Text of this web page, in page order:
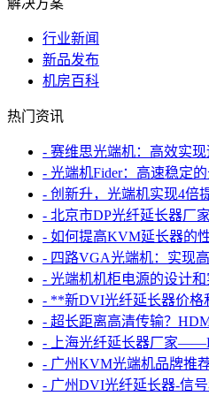
解决方案
行业新闻
新品发布
机房百科
热门资讯
- 赛维思光端机：高效实
- 光端机Fider：高速稳定
- 创新升，光端机实现4倍
- 北京市DP光纤延长器厂
- 如何提高KVM延长器的性
- 四路VGA光端机：实现
- 光端机机柜电源的设计
- **新DVI光纤延长器价格
- 超长距离高清传输？
- 上海光纤延长器厂家
- 广州KVM光端机品牌推
- 广州DVI光纤延长器-信